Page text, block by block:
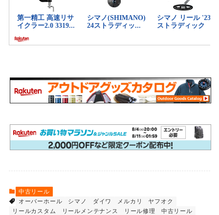
中古リール
オーバーホール
シマノ ダイワ メルカリ
ヤフオク
リールカスタム
リールメンテナンス リール修理
中古リール